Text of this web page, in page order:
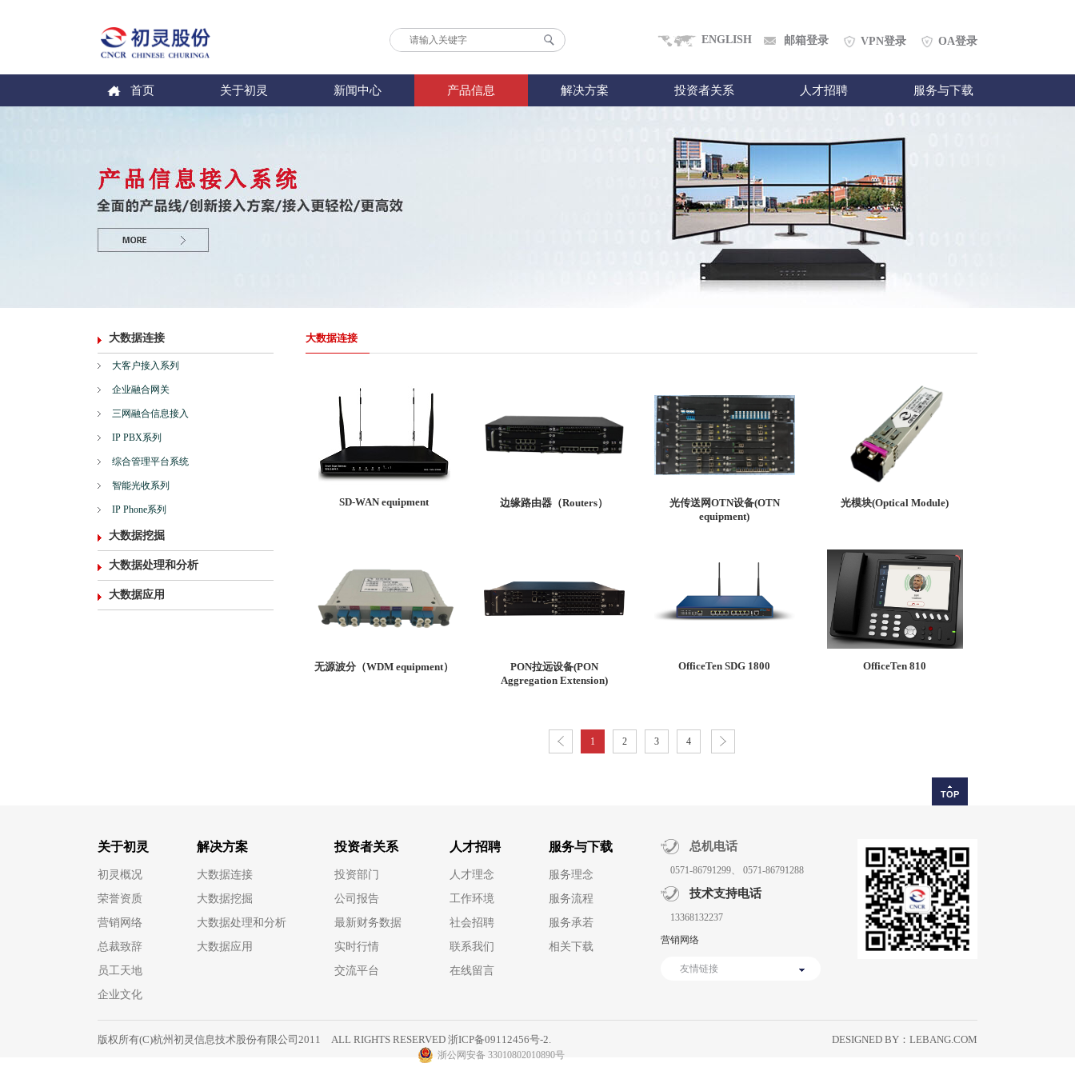
ENGLISH 邮箱登录 VPN登录 OA登录
首页 关于初灵 新闻中心 产品信息 解决方案 投资者关系 人才招聘 服务与下载
大数据连接
大客户接入系列
企业融合网关
三网融合信息接入
IP PBX系列
综合管理平台系统
智能光收系列
IP Phone系列
大数据挖掘
大数据处理和分析
大数据应用
大数据连接
SD-WAN equipment 边缘路由器（Routers）
光传送网OTN设备(OTN
equipment)
光模块(Optical Module)
无源波分（WDM equipment）
PON拉远设备(PON
Aggregation Extension)
OfficeTen SDG 1800 OfficeTen 810
1 2 3 4
关于初灵
初灵概况
荣誉资质
营销网络
总裁致辞
员工天地
企业文化
解决方案
大数据连接
大数据挖掘
大数据处理和分析
大数据应用
投资者关系
投资部门
公司报告
最新财务数据
实时行情
交流平台
人才招聘
人才理念
工作环境
社会招聘
联系我们
在线留言
服务与下载
服务理念
服务流程
服务承若
相关下载
总机电话
0571-86791299、 0571-86791288
技术支持电话
13368132237
营销网络
友情链接
版权所有(C)杭州初灵信息技术股份有限公司2011 ALL RIGHTS RESERVED 浙ICP备09112456号-2. DESIGNED BY： LEBANG.COM
浙公网安备 33010802010890号
TOP